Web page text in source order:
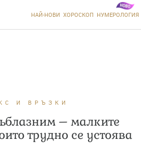
НАЙ-НОВИ ХОРОСКОП НУМЕРОЛОГИЯ
И ВРЪЗКИ
– малките
трудно се устоява